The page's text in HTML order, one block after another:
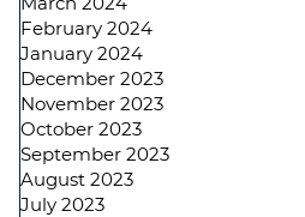
February 2024
January 2024
December 2023
November 2023
October 2023
September 2023
August 2023
July 2023